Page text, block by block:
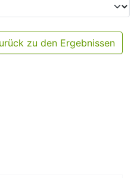
zu den Ergebnissen